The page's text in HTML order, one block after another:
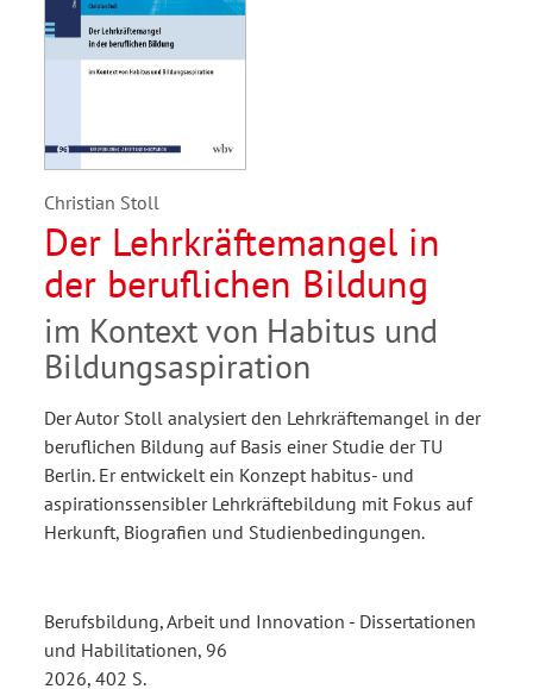
Christian Stoll
Der Lehrkräftemangel in
der beruflichen Bildung
im Kontext von Habitus und
Bildungsaspiration
Der Autor Stoll analysiert den Lehrkräftemangel in der
beruflichen Bildung auf Basis einer Studie der TU
Berlin. Er entwickelt ein Konzept habitus- und
aspirationssensibler Lehrkräftebildung mit Fokus auf
Herkunft, Biografien und Studienbedingungen.
Berufsbildung, Arbeit und Innovation - Dissertationen
und Habilitationen, 96
2026, 402 S.